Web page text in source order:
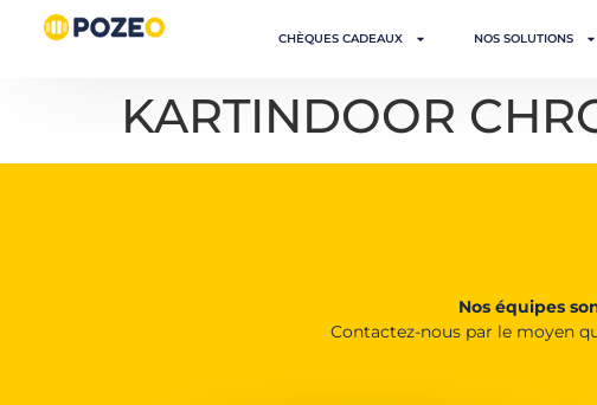
CHÈQUES CADEAUX NOS SOLUTIONS
KARTINDOOR
Nos équipes
Contactez-nous par le moyen